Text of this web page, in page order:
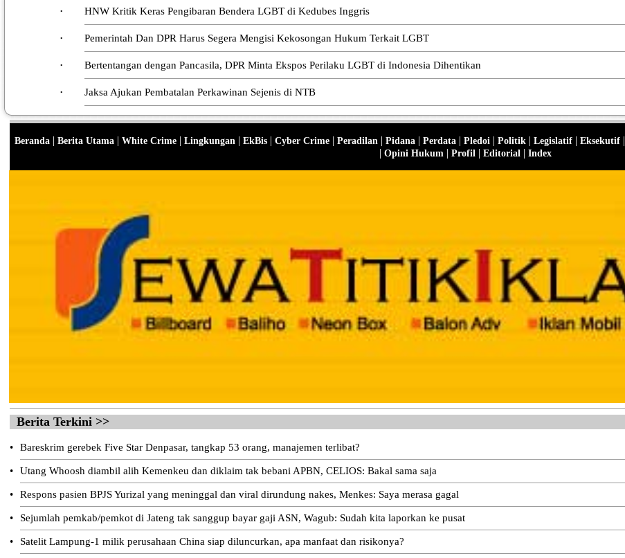
• HNW Kritik Keras Pengibaran Bendera LGBT di Kedubes Inggris
• Pemerintah Dan DPR Harus Segera Mengisi Kekosongan Hukum Terkait LGBT
• Bertentangan dengan Pancasila, DPR Minta Ekspos Perilaku LGBT di Indonesia Dihentikan
• Jaksa Ajukan Pembatalan Perkawinan Sejenis di NTB
Beranda| Berita Utama| White Crime| Lingkungan | EkBis| Cyber Crime| Peradilan | Pidana| Perdata| Pledoi | Politik| Legislatif| Eksekutif|
| Opini Hukum | Profil | Editorial | Index
Berita Terkini >>
• Bareskrim gerebek Five Star Denpasar, tangkap 53 orang, manajemen terlibat?
• Utang Whoosh diambil alih Kemenkeu dan diklaim tak bebani APBN, CELIOS: Bakal sama saja
• Respons pasien BPJS Yurizal yang meninggal dan viral dirundung nakes, Menkes: Saya merasa gagal
• Sejumlah pemkab/pemkot di Jateng tak sanggup bayar gaji ASN, Wagub: Sudah kita laporkan ke pusat
• Satelit Lampung-1 milik perusahaan China siap diluncurkan, apa manfaat dan risikonya?